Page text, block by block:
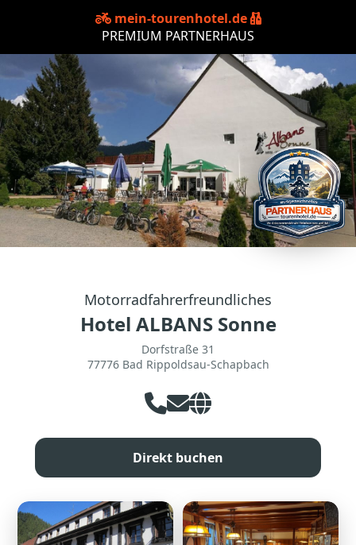
mein-tourenhotel.de
PREMIUM PARTNERHAUS
Motorradfahrerfreundliches
Hotel ALBANS Sonne
Dorfstraße 31
77776 Bad Rippoldsau-Schapbach
Direkt buchen